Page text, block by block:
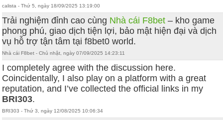
calista - Thứ 5, ngày 18/09/2025 13:19:00
Trải nghiệm đỉnh cao cùng Nhà cái F8bet – kho game
phong phú, giao dịch tiện lợi, bảo mật hiện đại và dịch
vụ hỗ trợ tận tâm tại f8bet0 world.
Nhà cái F8bet - Chủ nhật, ngày 07/09/2025 14:23:11
I completely agree with the discussion here.
Coincidentally, I also play on a platform with a great
reputation, and I’ve collected the official links in my
BRI303.
BRI303 - Thứ 3, ngày 12/08/2025 10:06:34